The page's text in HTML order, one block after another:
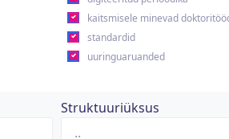
kaitsmisele minevad
standardid
uuringuaruanded
Struktuuriüksus